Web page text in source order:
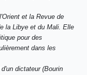
et la Revue de
la Libye et du Mali. Elle
pour des
dans les
dictateur (Bourin